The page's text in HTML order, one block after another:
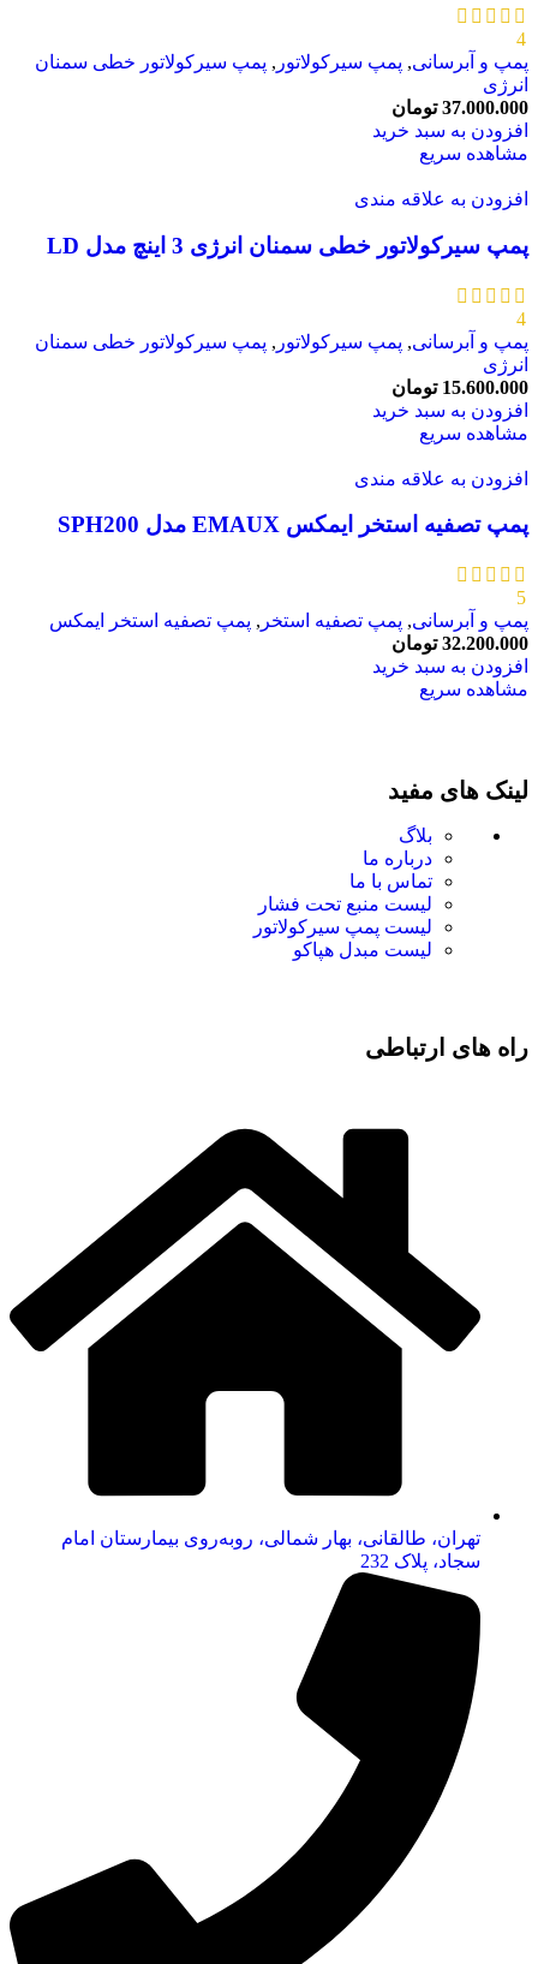
4
پمپ و آبرسانی, پمپ سیرکولاتور , پمپ سیرکولاتور خطی سمنان
انرژی
37.000.000 تومان
افزودن به سبد خرید
مشاهده سریع
افزودن به علاقه مندی
پمپ سیرکولاتور خطی سمنان انرژی 3 اینچ مدل LD
4
پمپ و آبرسانی, پمپ سیرکولاتور , پمپ سیرکولاتور خطی سمنان
انرژی
15.600.000 تومان
افزودن به سبد خرید
مشاهده سریع
افزودن به علاقه مندی
پمپ تصفیه استخر ایمکس EMAUX مدل SPH200
5
پمپ و آبرسانی, پمپ تصفیه استخر , پمپ تصفیه استخر ایمکس
32.200.000 تومان
افزودن به سبد خرید
مشاهده سریع
لینک های مفید
بلاگ
درباره ما
تماس با ما
لیست منبع تحت فشار
لیست پمپ سیرکولاتور
لیست مبدل هپاکو
راه های ارتباطی
تهران، طالقانی، بهار شمالی، روبه‌روی بیمارستان امام
سجاد، پلاک 232